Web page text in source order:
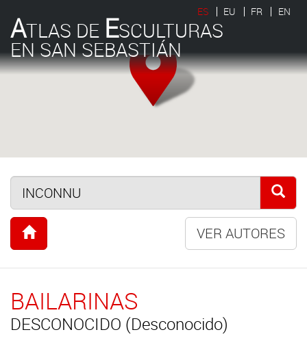
ATLAS DE ESCULTURAS
EN SAN SEBASTIÁN
ES EU FR EN
VER AUTORES
BAILARINAS
DESCONOCIDO (Desconocido)